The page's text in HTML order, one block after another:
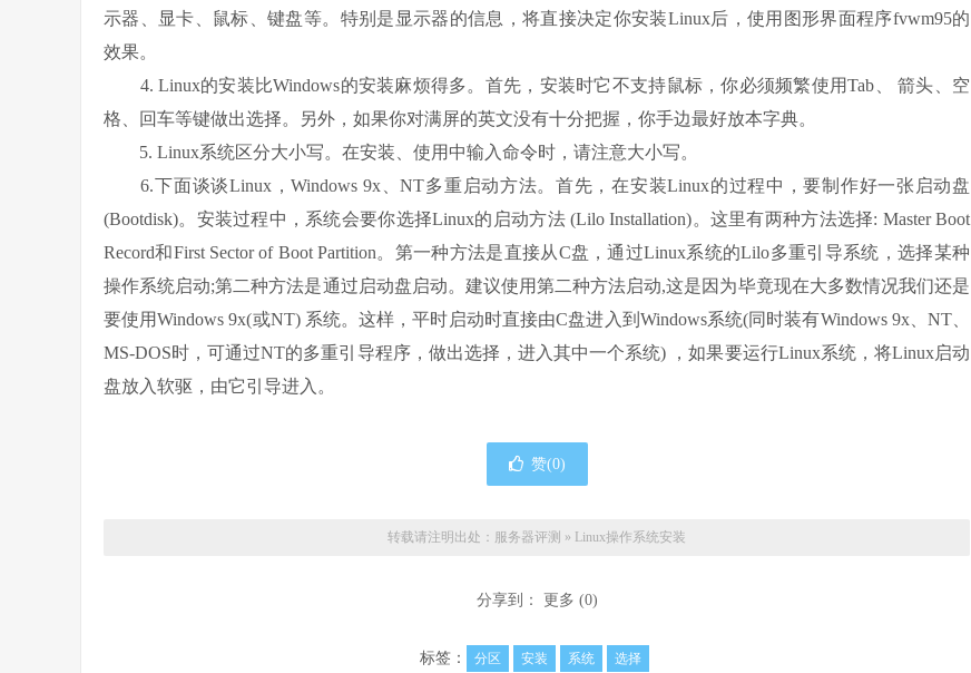
示器、显卡、鼠标、键盘等。特别是显示器的信息，将直接决定你安装Linux后，使用图形界面程序fvwm95的
效果。
4. Linux的安装比Windows的安装麻烦得多。首先，安装时它不支持鼠标，你必须频繁使用Tab、 箭头、空
格、回车等键做出选择。另外，如果你对满屏的英文没有十分把握，你手边最好放本字典。
5. Linux系统区分大小写。在安装、使用中输入命令时，请注意大小写。
6.下面谈谈Linux，Windows 9x、NT多重启动方法。首先，在安装Linux的过程中，要制作好一张启动盘
(Bootdisk)。安装过程中，系统会要你选择Linux的启动方法 (Lilo Installation)。这里有两种方法选择: Master Boot
Record和First Sector of Boot Partition。第一种方法是直接从C盘，通过Linux系统的Lilo多重引导系统，选择某种
操作系统启动;第二种方法是通过启动盘启动。建议使用第二种方法启动,这是因为毕竟现在大多数情况我们还是
要使用Windows 9x(或NT) 系统。这样，平时启动时直接由C盘进入到Windows系统(同时装有Windows 9x、NT、
MS-DOS时，可通过NT的多重引导程序，做出选择，进入其中一个系统) ，如果要运行Linux系统，将Linux启动
盘放入软驱，由它引导进入。
赞(0)
转载请注明出处： 服务器评测 » Linux操作系统安装
分享到： 更多 (0)
标签： 分区 安装 系统 选择